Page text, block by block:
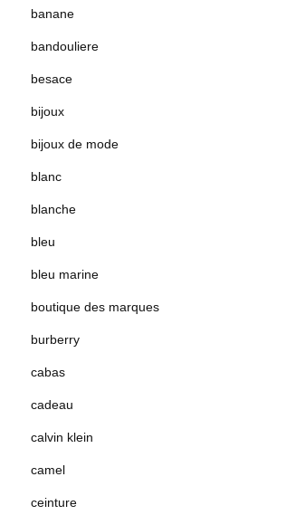
banane
bandouliere
besace
bijoux
bijoux de mode
blanc
blanche
bleu
bleu marine
boutique des marques
burberry
cabas
cadeau
calvin klein
camel
ceinture